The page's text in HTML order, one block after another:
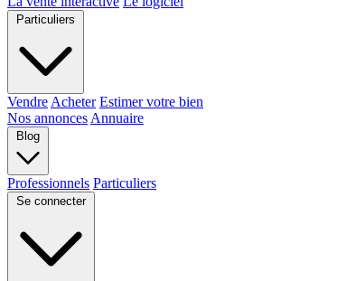
Particuliers
Vendre Acheter Estimer votre bien
Nos annonces Annuaire
Blog
Professionnels Particuliers
Se connecter